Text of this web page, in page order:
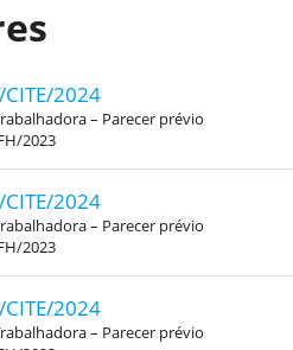
2024
– Parecer prévio
2023
2024
– Parecer prévio
2023
2024
– Parecer prévio